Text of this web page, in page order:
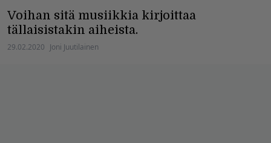
Voihan sitä musiikkia kirjoittaa
tällaisistakin aiheista.
29.02.2020 Joni Juutilainen